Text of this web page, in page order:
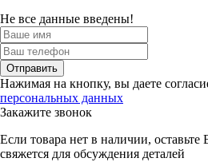
Не все данные введены!
Отправить
Нажимая на кнопку, вы даете
персональных данных
Закажите звонок
Если товара нет в наличии,
свяжется для обсуждения деталей